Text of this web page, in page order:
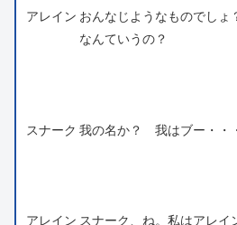
アレイン おんなじようなものでし
なんていうの？
スナーク 我の名か？ 我はブー・・
アレイン スナーク、ね。私はアレイ